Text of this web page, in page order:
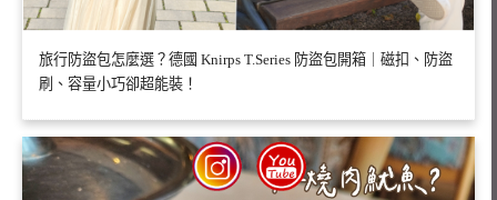
旅行防盜包怎麼選？德國 Knirps T.Series 防盜包開箱｜磁扣、防盜
刷、容量小巧卻超能裝！